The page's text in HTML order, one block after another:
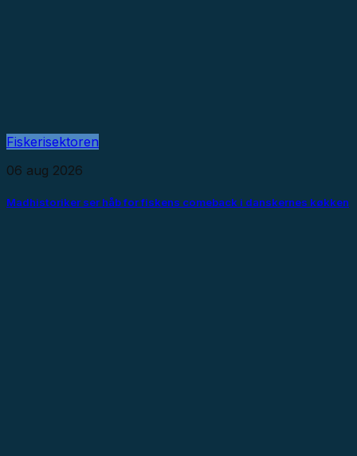
Fiskerisektoren
06 aug 2026
Madhistoriker ser håb for fiskens comeback i danskernes køkken